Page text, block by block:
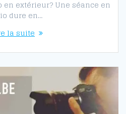
extérieur? Une séance en
dure en…
la suite